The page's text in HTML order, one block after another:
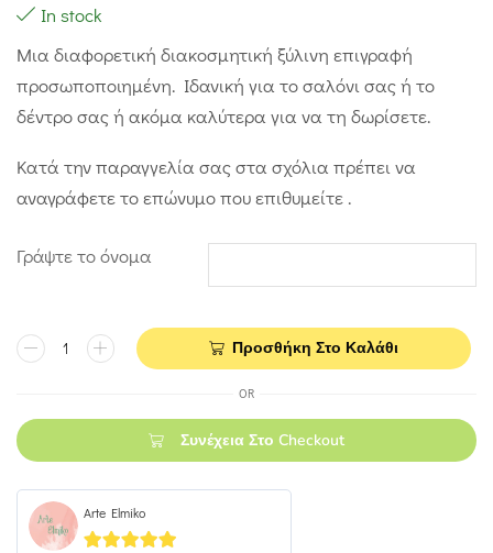
In stock
Μια διαφορετική διακοσμητική ξύλινη επιγραφή
προσωποποιημένη. Ιδανική για τo σαλόνι σας ή το
δέντρο σας ή ακόμα καλύτερα για να τη δωρίσετε.
Κατά την παραγγελία σας στα σχόλια πρέπει να
αναγράφετε το επώνυμο που επιθυμείτε .
Γράψτε το όνομα
Προσθήκη Στο Καλάθι
OR
Συνέχεια Στο Checkout
Arte Elmiko